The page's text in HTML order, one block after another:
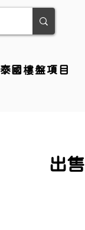
泰國樓盤項目
出售